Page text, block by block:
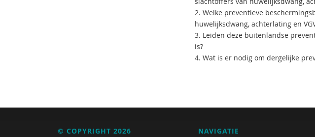
2. Welke preventieve
huwelijksdwang, achterlating en
3. Leiden deze buitenlandse
is?
4. Wat is er nodig om dergelijke
© COPYRIGHT 2026 NAVIGATIE